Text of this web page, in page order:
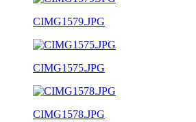
CIMG1579.JPG
CIMG1575.JPG
CIMG1578.JPG